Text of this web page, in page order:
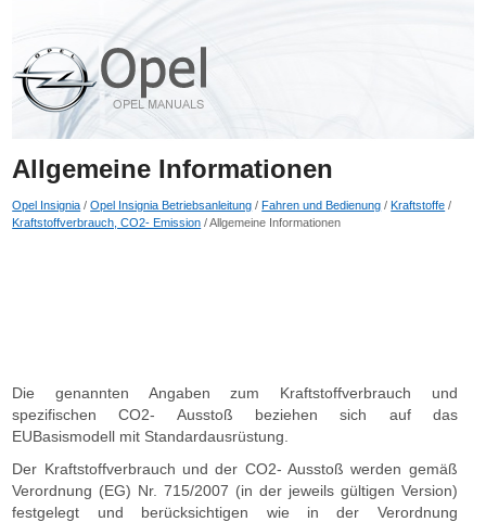
Allgemeine Informationen
Opel Insignia /Opel Insignia Betriebsanleitung /Fahren und Bedienung /Kraftstoffe /
Kraftstoffverbrauch, CO2- Emission / Allgemeine Informationen
Die genannten Angaben zum Kraftstoffverbrauch und
spezifischen CO2- Ausstoß beziehen sich auf das
EUBasismodell mit Standardausrüstung.
Der Kraftstoffverbrauch und der CO2- Ausstoß werden gemäß
Verordnung (EG) Nr. 715/2007 (in der jeweils gültigen Version)
festgelegt und berücksichtigen wie in der Verordnung